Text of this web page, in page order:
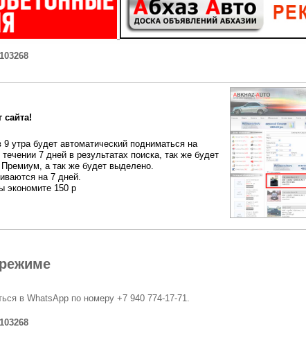
сайта!
утра будет автоматический подниматься на
7 дней в результатах поиска, так же будет
а так же будет выделено.
на 7 дней.
экономите 150 р
в WhatsApp по номеру +7 940 774-17-71.